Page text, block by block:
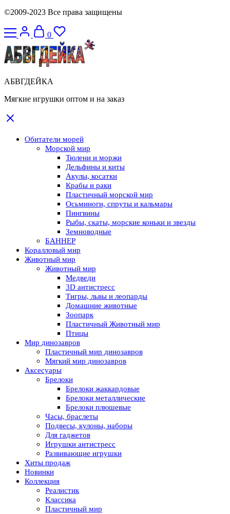
©2009-2023 Все права защищены
0
АБВГДЕЙКА
Мягкие игрушки оптом и на заказ
Обитатели морей
Морской мир
Тюлени и моржи
Дельфины и киты
Акулы, косатки
Крабы и раки
Пластичный морской мир
Осьминоги, спруты и кальмары
Пингвины
Рыбы, скаты, морские коньки и звезды
Земноводные
БАННЕР
Коралловый мир
Животный мир
Животный мир
Медведи
3D антистресс
Тигры, львы и леопарды
Домашние животные
Зоопарк
Пластичный Животный мир
Птицы
Мир динозавров
Пластичный мир динозавров
Мягкий мир динозавров
Аксесуары
Брелоки
Брелоки жаккардовые
Брелоки металлические
Брелоки плюшевые
Часы, браслеты
Подвесы, кулоны, наборы
Для гаджетов
Игрушки антистресс
Развивающие игрушки
Хиты продаж
Новинки
Коллекция
Реалистик
Классика
Пластичный мир